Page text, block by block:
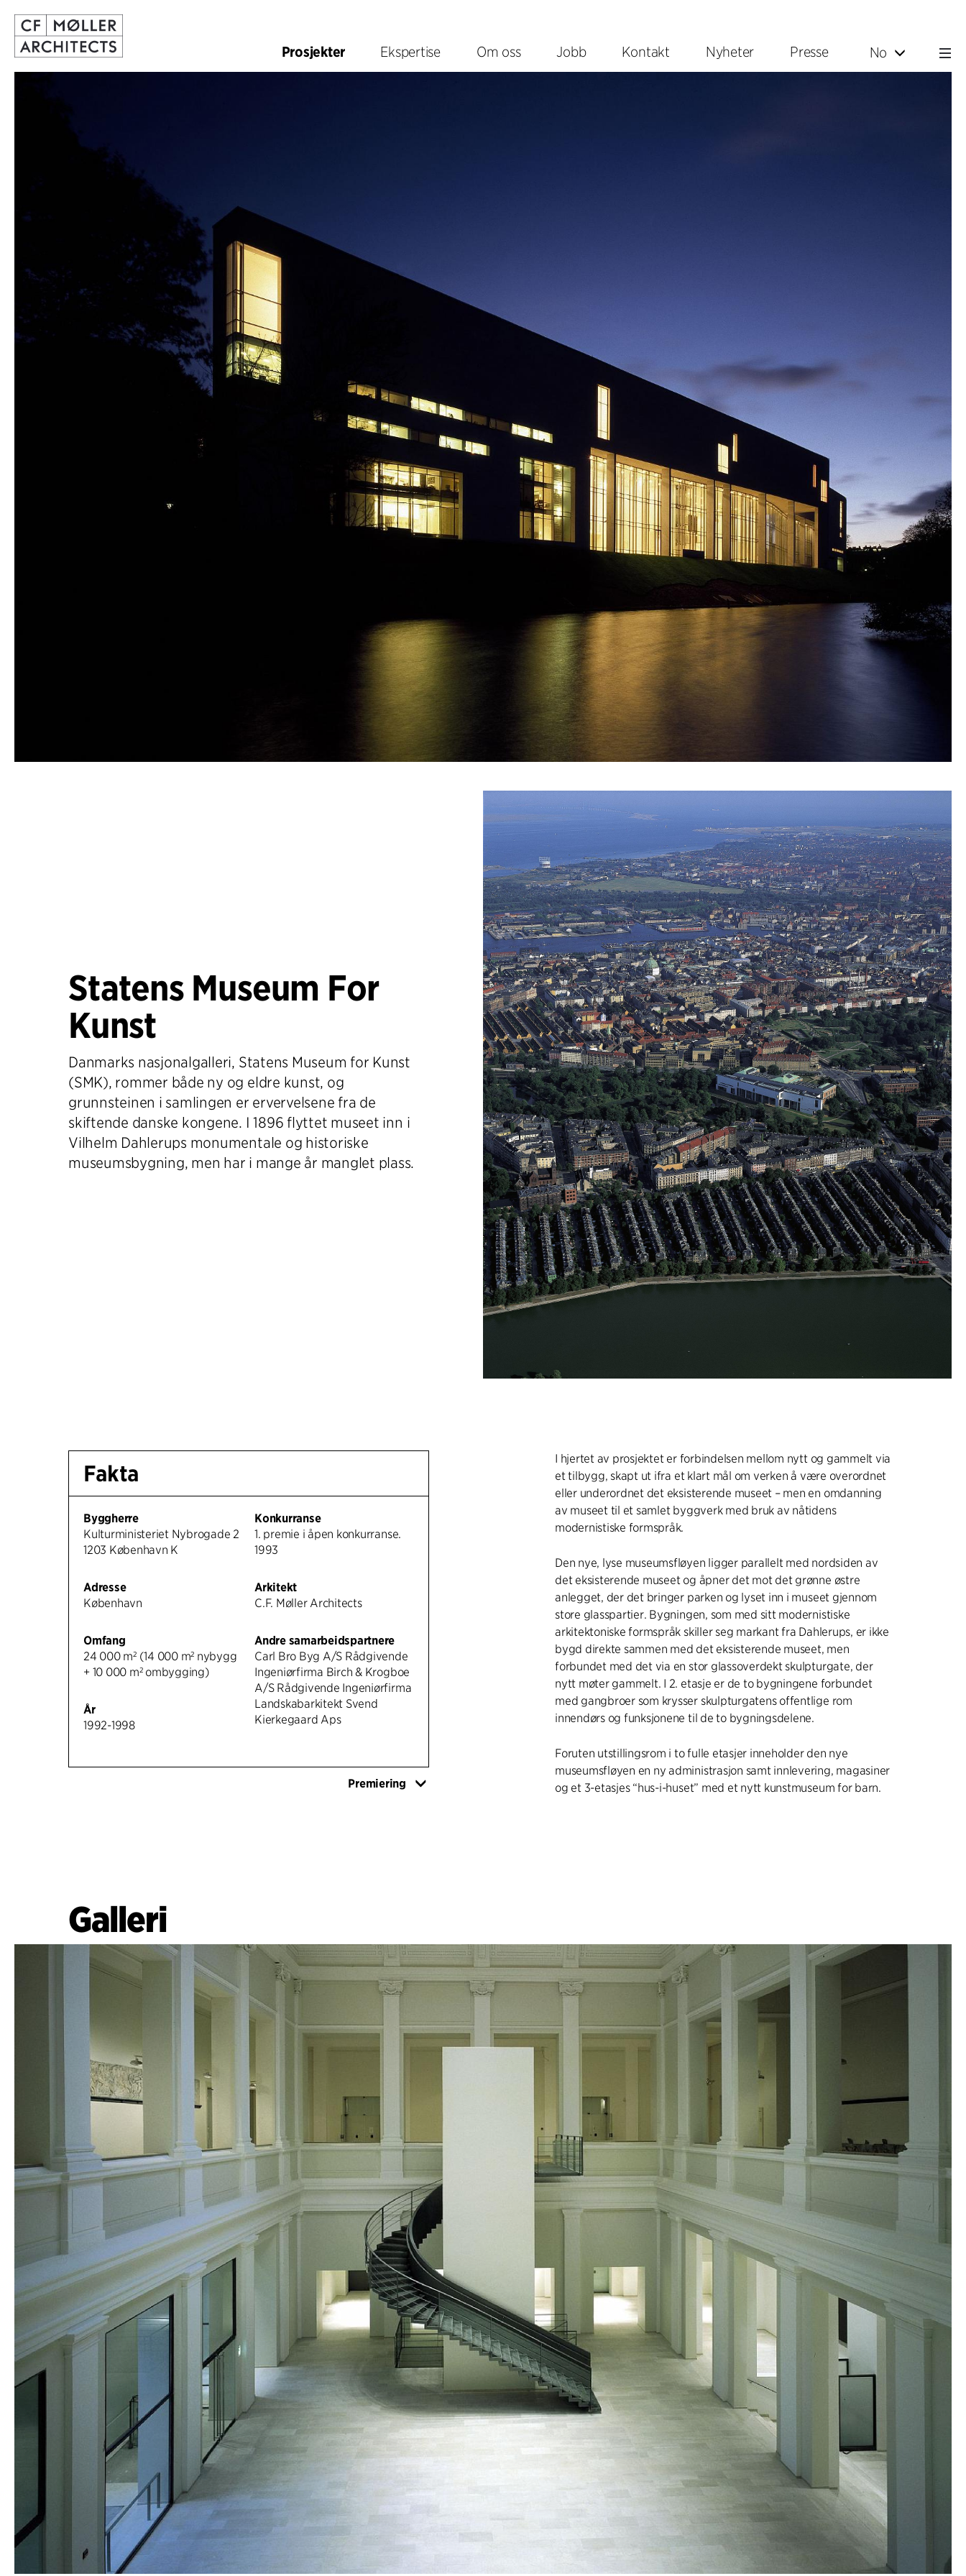
Prosjekter Ekspertise Om oss Jobb Kontakt Nyheter Presse No
Statens Museum For
Kunst
Danmarks nasjonalgalleri, Statens Museum for Kunst
(SMK), rommer både ny og eldre kunst, og
grunnsteinen i samlingen er ervervelsene fra de
skiftende danske kongene. I 1896 flyttet museet inn i
Vilhelm Dahlerups monumentale og historiske
museumsbygning, men har i mange år manglet plass.
Fakta
Byggherre
Kulturministeriet Nybrogade 2
1203 København K
Adresse
København
Omfang
24 000 m² (14 000 m² nybygg
+ 10 000 m² ombygging)
År
1992-1998
Konkurranse
1. premie i åpen konkurranse.
1993
Arkitekt
C.F. Møller Architects
Andre samarbeidspartnere
Carl Bro Byg A/S Rådgivende
Ingeniørfirma Birch & Krogboe
A/S Rådgivende Ingeniørfirma
Landskabarkitekt Svend
Kierkegaard Aps
Premiering
I hjertet av prosjektet er forbindelsen mellom nytt og gammelt via
et tilbygg, skapt ut ifra et klart mål om verken å være overordnet
eller underordnet det eksisterende museet – men en omdanning
av museet til et samlet byggverk med bruk av nåtidens
modernistiske formspråk.
Den nye, lyse museumsfløyen ligger parallelt med nordsiden av
det eksisterende museet og åpner det mot det grønne østre
anlegget, der det bringer parken og lyset inn i museet gjennom
store glasspartier. Bygningen, som med sitt modernistiske
arkitektoniske formspråk skiller seg markant fra Dahlerups, er ikke
bygd direkte sammen med det eksisterende museet, men
forbundet med det via en stor glassoverdekt skulpturgate, der
nytt møter gammelt. I 2. etasje er de to bygningene forbundet
med gangbroer som krysser skulpturgatens offentlige rom
innendørs og funksjonene til de to bygningsdelene.
Foruten utstillingsrom i to fulle etasjer inneholder den nye
museumsfløyen en ny administrasjon samt innlevering, magasiner
og et 3-etasjes “hus-i-huset” med et nytt kunstmuseum for barn.
Galleri